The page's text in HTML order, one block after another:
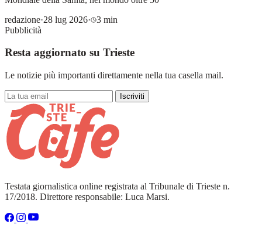
redazione·28 lug 2026·
3 min
Pubblicità
Resta aggiornato su Trieste
Le notizie più importanti direttamente nella tua casella mail.
Iscriviti
Testata giornalistica online registrata al Tribunale di Trieste n.
17/2018. Direttore responsabile: Luca Marsi.